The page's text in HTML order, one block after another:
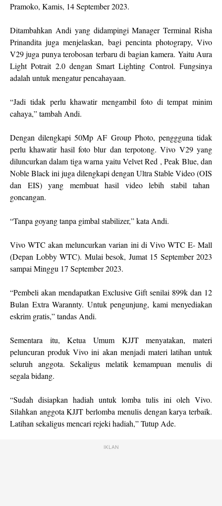
Pramoko, Kamis, 14 September 2023.
Ditambahkan Andi yang didampingi Manager Terminal Risha
Prinandita juga menjelaskan, bagi pencinta photograpy, Vivo
V29 juga punya terobosan terbaru di bagian kamera. Yaitu Aura
Light Potrait 2.0 dengan Smart Lighting Control. Fungsinya
adalah untuk mengatur pencahayaan.
“Jadi tidak perlu khawatir mengambil foto di tempat minim
cahaya,” tambah Andi.
Dengan dilengkapi 50Mp AF Group Photo, penggguna tidak
perlu khawatir hasil foto blur dan terpotong. Vivo V29 yang
diluncurkan dalam tiga warna yaitu Velvet Red , Peak Blue, dan
Noble Black ini juga dilengkapi dengan Ultra Stable Video (OIS
dan EIS) yang membuat hasil video lebih stabil tahan
goncangan.
“Tanpa goyang tanpa gimbal stabilizer,” kata Andi.
Vivo WTC akan meluncurkan varian ini di Vivo WTC E- Mall
(Depan Lobby WTC). Mulai besok, Jumat 15 September 2023
sampai Minggu 17 September 2023.
“Pembeli akan mendapatkan Exclusive Gift senilai 899k dan 12
Bulan Extra Warannty. Untuk pengunjung, kami menyediakan
eskrim gratis,” tandas Andi.
Sementara itu, Ketua Umum KJJT menyatakan, materi
peluncuran produk Vivo ini akan menjadi materi latihan untuk
seluruh anggota. Sekaligus melatik kemampuan menulis di
segala bidang.
“Sudah disiapkan hadiah untuk lomba tulis ini oleh Vivo.
Silahkan anggota KJJT berlomba menulis dengan karya terbaik.
Latihan sekaligus mencari rejeki hadiah,” Tutup Ade.
IKLAN